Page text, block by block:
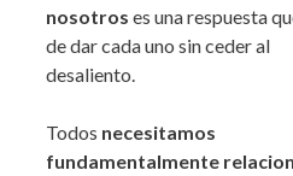
nosotros es una respuesta
de dar cada uno sin ceder al
desaliento.
Todos necesitamos
fundamentalmente